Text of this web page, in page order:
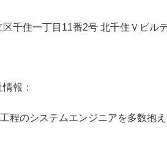
千住一丁目11番2号 北千住Ｖビル
報：
程のシステムエンジニアを多数抱